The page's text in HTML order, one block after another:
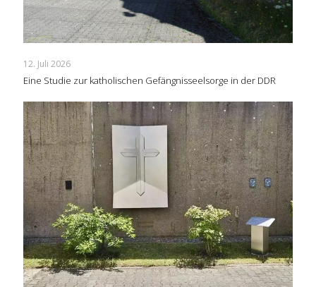
12. Juli 2026
Eine Studie zur katholischen Gefängnisseelsorge in der DDR